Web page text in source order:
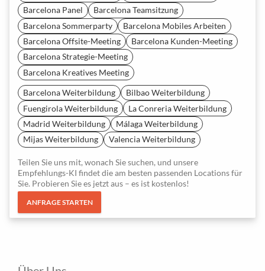
Barcelona Panel
Barcelona Teamsitzung
Barcelona Sommerparty
Barcelona Mobiles Arbeiten
Barcelona Offsite-Meeting
Barcelona Kunden-Meeting
Barcelona Strategie-Meeting
Barcelona Kreatives Meeting
Barcelona Weiterbildung
Bilbao Weiterbildung
Fuengirola Weiterbildung
La Conreria Weiterbildung
Madrid Weiterbildung
Málaga Weiterbildung
Mijas Weiterbildung
Valencia Weiterbildung
Teilen Sie uns mit, wonach Sie suchen, und unsere
Empfehlungs-KI findet die am besten passenden Locations für
Sie. Probieren Sie es jetzt aus – es ist kostenlos!
ANFRAGE STARTEN